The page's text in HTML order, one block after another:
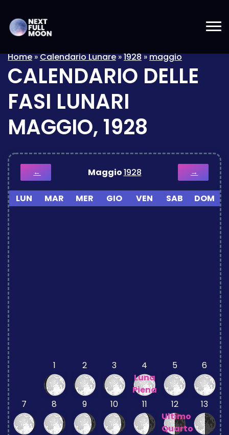
Home»Calendario Lunare»1928»maggio
CALENDARIO DELLE
FASI LUNARI
MAGGIO, 1928
← Maggio1928 →
LUN MAR MER GIO VEN SAB DOM
1 2 3
4
Luna
Piena
5 6
7 8 9 10 11
12
Ultimo
Quarto
13